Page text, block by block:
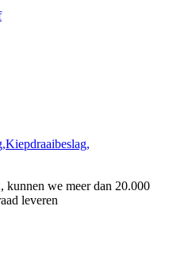
kunnen we meer dan 20.000
leveren